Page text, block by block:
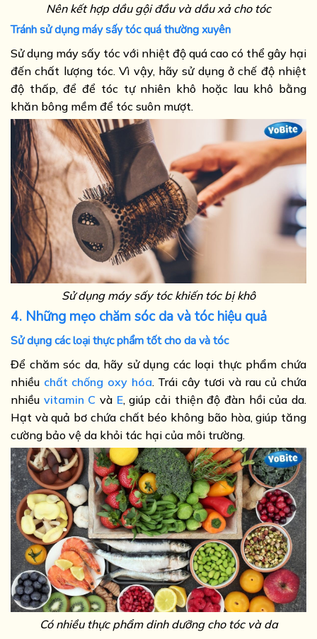
Nên kết hợp dầu gội đầu và dầu xả cho tóc
Tránh sử dụng máy sấy tóc quá thường xuyên
Sử dụng máy sấy tóc với nhiệt độ quá cao có thể gây hại
đến chất lượng tóc. Vì vậy, hãy sử dụng ở chế độ nhiệt
độ thấp, để để tóc tự nhiên khô hoặc lau khô bằng
khăn bông mềm để tóc suôn mượt.
Sử dụng máy sấy tóc khiến tóc bị khô
4. Những mẹo chăm sóc da và tóc hiệu quả
Sử dụng các loại thực phẩm tốt cho da và tóc
Để chăm sóc da, hãy sử dụng các loại thực phẩm chứa
nhiều chất chống oxy hóa. Trái cây tươi và rau củ chứa
nhiều vitamin C và E, giúp cải thiện độ đàn hồi của da.
Hạt và quả bơ chứa chất béo không bão hòa, giúp tăng
cường bảo vệ da khỏi tác hại của môi trường.
Có nhiều thực phẩm dinh dưỡng cho tóc và da